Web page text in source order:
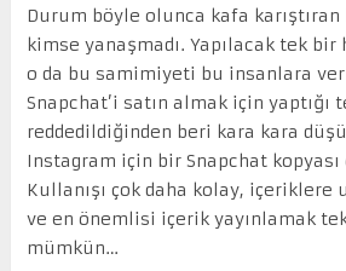
Durum böyle olunca kafa
kimse yanaşmadı. Yapılacak tek
o da bu samimiyeti bu insanlara
Snapchat’i satın almak için yaptığı
reddedildiğinden beri kara kara
Instagram için bir Snapchat
Kullanışı çok daha kolay, içeriklere
ve en önemlisi içerik yayınlamak
mümkün…